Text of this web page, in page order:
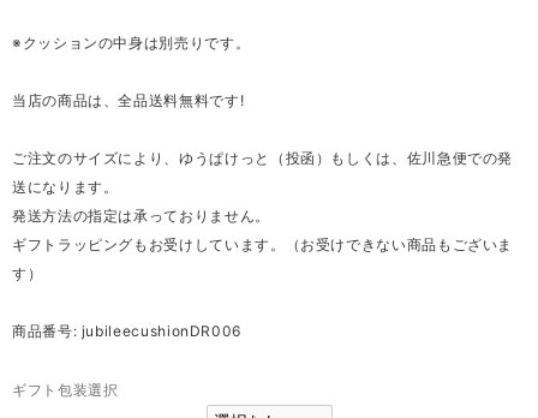
※クッションの中身は別売りです。
当店の商品は、全品送料無料です!
ご注文のサイズにより、ゆうぱけっと（投函）もしくは、佐川急便での発
送になります。
発送方法の指定は承っておりません。
ギフトラッピングもお受けしています。（お受けできない商品もございま
す）
商品番号: jubileecushionDR006
ギフト包装選択